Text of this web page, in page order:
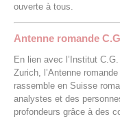
ouverte à tous.
Antenne romande
En lien avec l’Institut
Zurich, l’Antenne
rassemble en Suisse
analystes et des
profondeurs grâce à des